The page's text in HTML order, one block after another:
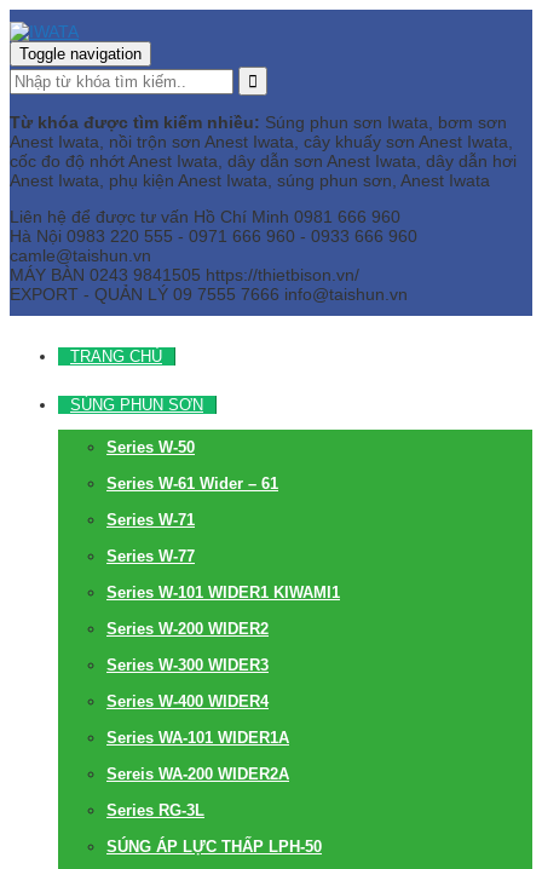
Toggle navigation
Từ khóa được tìm kiếm nhiều: Súng phun sơn Iwata, bơm sơn
Anest Iwata, nồi trộn sơn Anest Iwata, cây khuấy sơn Anest Iwata,
cốc đo độ nhớt Anest Iwata, dây dẫn sơn Anest Iwata, dây dẫn hơi
Anest Iwata, phụ kiện Anest Iwata, súng phun sơn, Anest Iwata
Liên hệ để được tư vấn Hồ Chí Minh 0981 666 960
Hà Nội 0983 220 555 - 0971 666 960 - 0933 666 960
camle@taishun.vn
MÁY BÀN 0243 9841505 https://thietbison.vn/
EXPORT - QUẢN LÝ 09 7555 7666 info@taishun.vn
TRANG CHỦ
SÚNG PHUN SƠN
Series W-50
Series W-61 Wider – 61
Series W-71
Series W-77
Series W-101 WIDER1 KIWAMI1
Series W-200 WIDER2
Series W-300 WIDER3
Series W-400 WIDER4
Series WA-101 WIDER1A
Sereis WA-200 WIDER2A
Series RG-3L
SÚNG ÁP LỰC THẤP LPH-50